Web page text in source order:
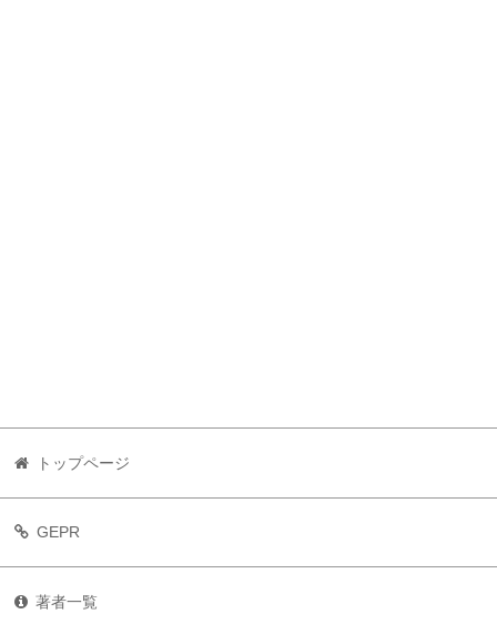
トップページ
GEPR
著者一覧